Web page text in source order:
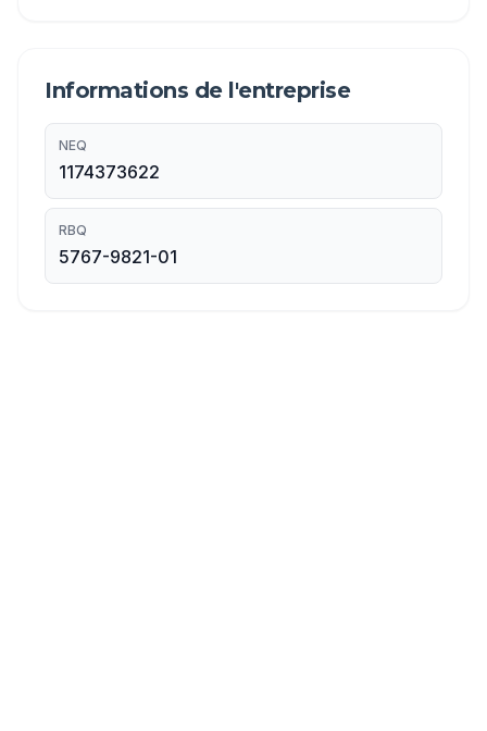
Informations de l'entreprise
NEQ
1174373622
RBQ
5767-9821-01